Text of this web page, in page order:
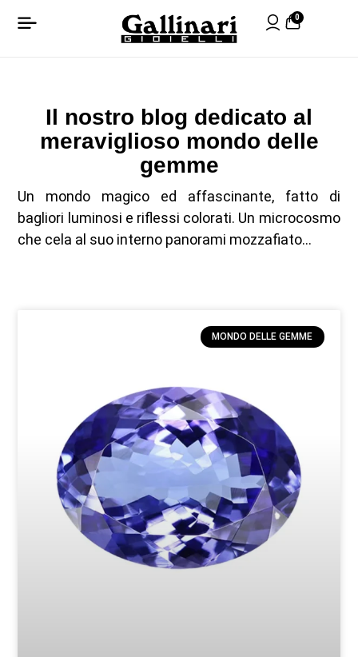
0
Il nostro blog dedicato al
meraviglioso mondo delle
gemme
Un mondo magico ed affascinante, fatto di
bagliori luminosi e riflessi colorati. Un microcosmo
che cela al suo interno panorami mozzafiato…
MONDO DELLE GEMME